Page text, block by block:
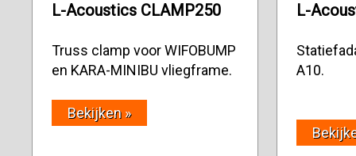
L-Acoustics CLAMP250
Truss clamp voor WIFOBUMP
en KARA-MINIBU vliegframe.
Bekijken »
L-
A10.